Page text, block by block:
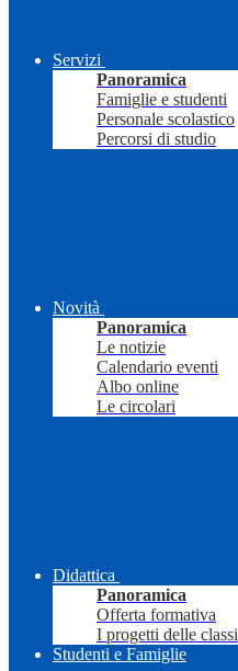
Servizi
Panoramica
Famiglie e studenti
Personale scolastico
Percorsi di studio
Novità
Panoramica
Le notizie
Calendario eventi
Albo online
Le circolari
Didattica
Panoramica
Offerta formativa
I progetti delle classi
Studenti e Famiglie